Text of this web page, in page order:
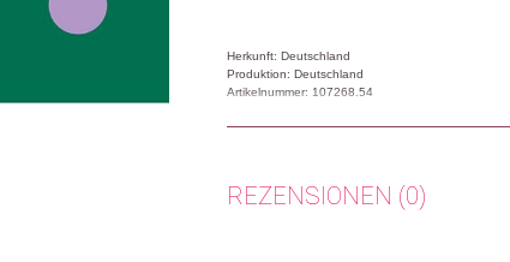
Herkunft: Deutschland
Produktion: Deutschland
Artikelnummer: 107268.54
Kategorien:Lifestyle,Papeterie & Büro,
REZENSIONEN (0)